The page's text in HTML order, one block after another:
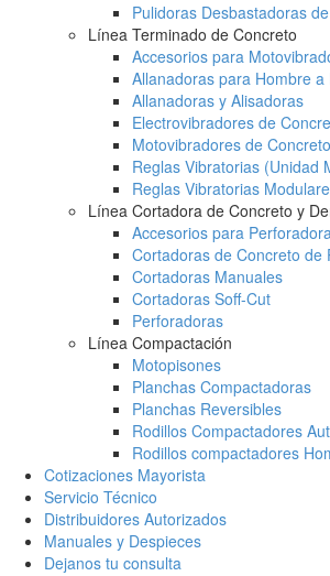
Pulidoras Desbastadoras
Línea Terminado de Concreto
Accesorios para
Allanadoras para Hombre a
Allanadoras y Alisadoras
Electrovibradores de
Motovibradores de Concreto
Reglas Vibratorias (Unidad
Reglas Vibratorias
Línea Cortadora de Concreto y
Accesorios para
Cortadoras de Concreto de
Cortadoras Manuales
Cortadoras Soff-Cut
Perforadoras
Línea Compactación
Motopisones
Planchas Compactadoras
Planchas Reversibles
Rodillos Compactadores
Rodillos compactadores
Cotizaciones Mayorista
Servicio Técnico
Distribuidores Autorizados
Manuales y Despieces
Dejanos tu consulta